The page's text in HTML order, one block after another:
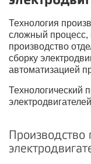
Технология
сложный процесс,
производство
сборку
автоматизацией
Технологический
Производство